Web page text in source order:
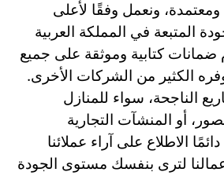
ونعمل وفقًا لأعلى
المتبعة في المملكة العربية
ضمانات كتابية وموثقة على جميع
الكثير من الشركات الأخرى.
الناجحة، سواء للمنازل
أو المنشآت التجارية
الاطلاع على آراء عملائنا
لترى بنفسك مستوى الجودة